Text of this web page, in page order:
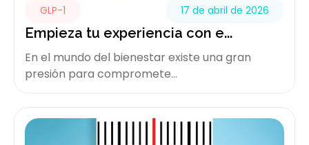
GLP-1 17 de abril de 2026
Empieza tu experiencia con e...
En el mundo del bienestar existe una gran
presión para compromete...